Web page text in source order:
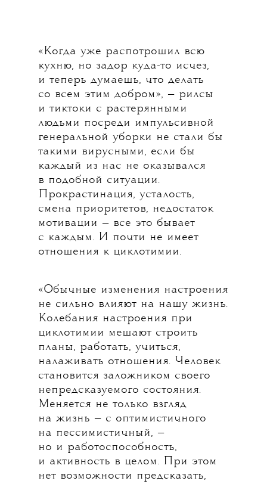
«Когда уже распотрошил всю
кухню, но задор куда-то исчез,
и теперь думаешь, что делать
со всем этим добром», — рилсы
и тиктоки с растерянными
людьми посреди импульсивной
генеральной уборки не стали бы
такими вирусными, если бы
каждый из нас не оказывался
в подобной ситуации.
Прокрастинация, усталость,
смена приоритетов, недостаток
мотивации — все это бывает
с каждым. И почти не имеет
отношения к циклотимии.
«Обычные изменения настроения
не сильно влияют на нашу жизнь.
Колебания настроения при
циклотимии мешают строить
планы, работать, учиться,
налаживать отношения. Человек
становится заложником своего
непредсказуемого состояния.
Меняется не только взгляд
на жизнь — с оптимистичного
на пессимистичный, —
но и работоспособность,
и активность в целом. При этом
нет возможности предсказать,